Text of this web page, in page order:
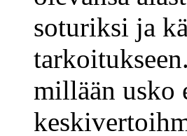
soturiksi ja
millään usko